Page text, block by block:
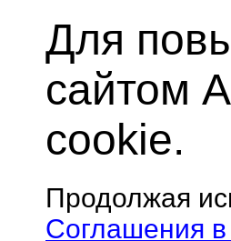
Для
сайтом
cookie.
Продолжая
Соглашения в